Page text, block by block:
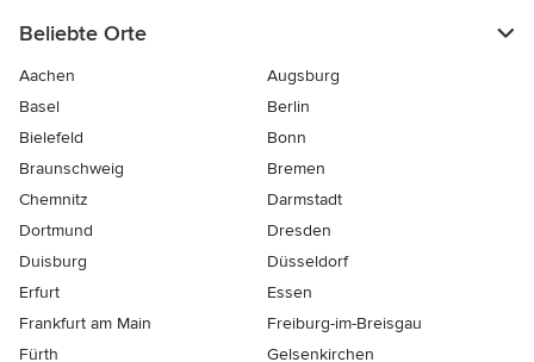
Beliebte Orte
Aachen
Augsburg
Basel
Berlin
Bielefeld
Bonn
Braunschweig
Bremen
Chemnitz
Darmstadt
Dortmund
Dresden
Duisburg
Düsseldorf
Erfurt
Essen
Frankfurt am Main
Freiburg-im-Breisgau
Fürth
Gelsenkirchen